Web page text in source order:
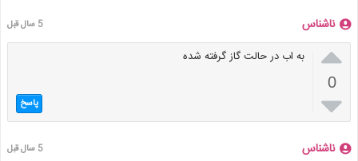
ناشناس 5 سال قبل

0

به اب در حالت گاز گرفته شده
پاسخ
ناشناس 5 سال قبل